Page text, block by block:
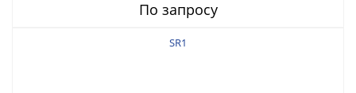
По запросу
SR1